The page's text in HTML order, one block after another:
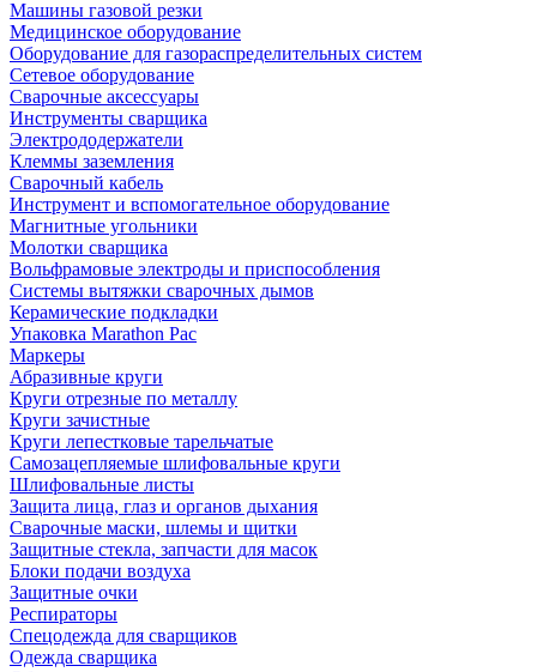
Машины газовой резки
Медицинское оборудование
Оборудование для газораспределительных систем
Сетевое оборудование
Сварочные аксессуары
Инструменты сварщика
Электрододержатели
Клеммы заземления
Сварочный кабель
Инструмент и вспомогательное оборудование
Магнитные угольники
Молотки сварщика
Вольфрамовые электроды и приспособления
Системы вытяжки сварочных дымов
Керамические подкладки
Упаковка Marathon Pac
Маркеры
Абразивные круги
Круги отрезные по металлу
Круги зачистные
Круги лепестковые тарельчатые
Самозацепляемые шлифовальные круги
Шлифовальные листы
Защита лица, глаз и органов дыхания
Сварочные маски, шлемы и щитки
Защитные стекла, запчасти для масок
Блоки подачи воздуха
Защитные очки
Респираторы
Спецодежда для сварщиков
Одежда сварщика